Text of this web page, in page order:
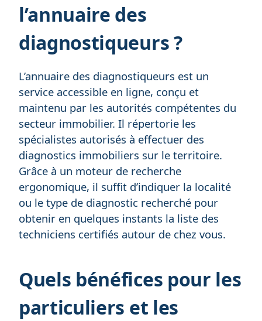
l’annuaire des
diagnostiqueurs ?
L’annuaire des diagnostiqueurs est un
service accessible en ligne, conçu et
maintenu par les autorités compétentes du
secteur immobilier. Il répertorie les
spécialistes autorisés à effectuer des
diagnostics immobiliers sur le territoire.
Grâce à un moteur de recherche
ergonomique, il suffit d’indiquer la localité
ou le type de diagnostic recherché pour
obtenir en quelques instants la liste des
techniciens certifiés autour de chez vous.
Quels bénéfices pour les
particuliers et les